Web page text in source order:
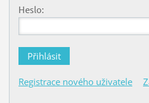
Heslo:
Registrace nového uživatele